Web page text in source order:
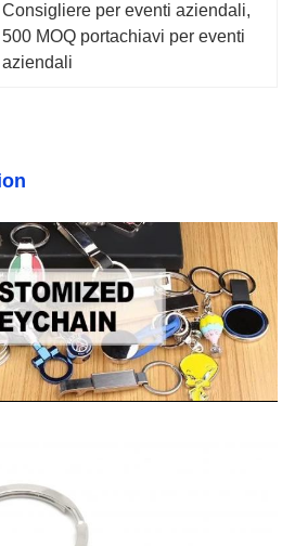
Consigliere per eventi aziendali,
500 MOQ portachiavi per eventi
aziendali